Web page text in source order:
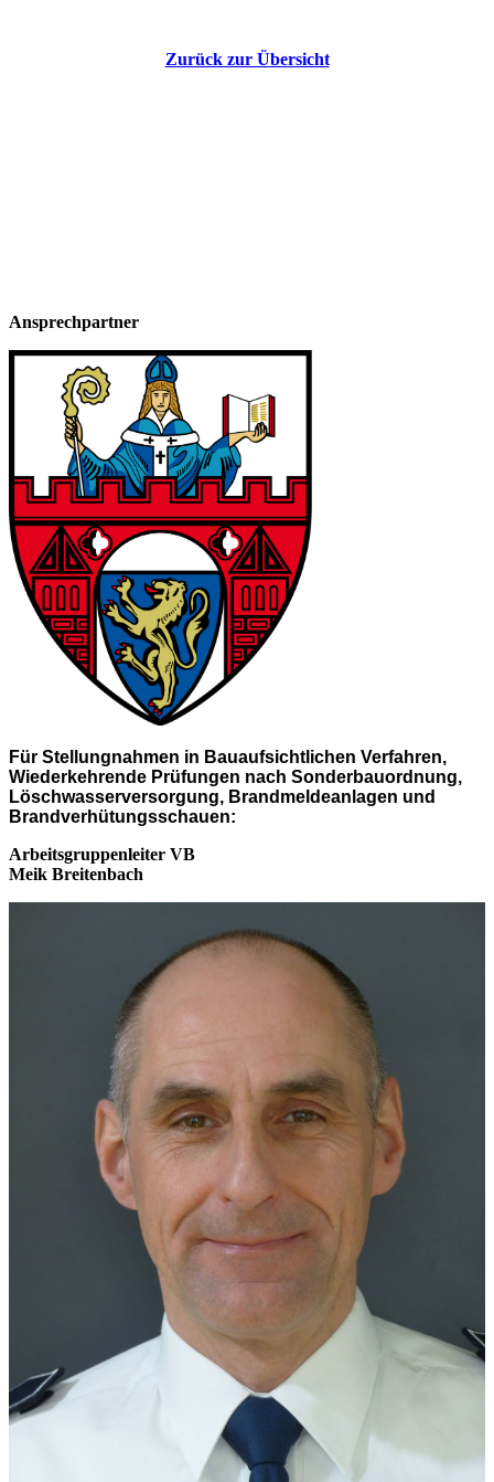
Zurück zur Übersicht
Ansprechpartner
Für Stellungnahmen in Bauaufsichtlichen Verfahren,
Wiederkehrende Prüfungen nach Sonderbauordnung,
Löschwasserversorgung, Brandmeldeanlagen und
Brandverhütungsschauen:
Arbeitsgruppenleiter VB
Meik Breitenbach